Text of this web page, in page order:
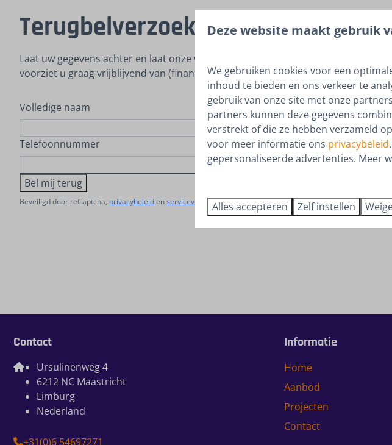
Terugbelverzoek
Laat uw gegevens achter en laat onze verkoopadviseur Olav u terug bellen. Hij
voorziet u graag vrijblijvend van (financieel) advies.
Volledige naam
Telefoonnummer
Bel mij terug
Beveiligd door reCaptcha, privacybeleidenservicevoorwaardenzijn van toepassing.
Contact
Ursulinenweg 4
6212 NC Maastricht
Limburg
Nederland
+31(0)6 54697271
Informatie
Home
Aanbod
Projecten
Contact
Deze website maakt gebruik
We gebruiken cookies voor een
inhoud te bieden en ons verkeer te
gebruik van onze site met onze
partners kunnen deze gegevens
verstrekt of die ze hebben verzameld
voor meer informatie ons privacybeleid.
gepersonaliseerde advertenties. Meer
Alles accepteren Zelf instellen